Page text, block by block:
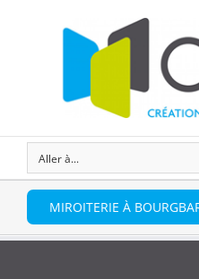
Aller à...
MIROITERIE À